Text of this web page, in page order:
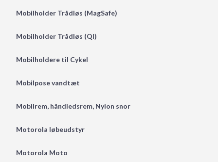
Mobilholder Trådløs (MagSafe)
Mobilholder Trådløs (QI)
Mobilholdere til Cykel
Mobilpose vandtæt
Mobilrem, håndledsrem, Nylon snor
Motorola løbeudstyr
Motorola Moto